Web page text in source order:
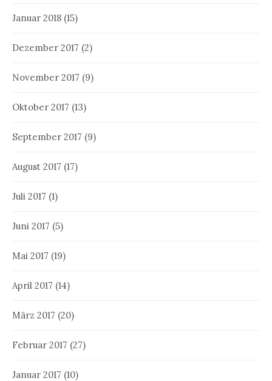
Januar 2018 (15)
Dezember 2017 (2)
November 2017 (9)
Oktober 2017 (13)
September 2017 (9)
August 2017 (17)
Juli 2017 (1)
Juni 2017 (5)
Mai 2017 (19)
April 2017 (14)
März 2017 (20)
Februar 2017 (27)
Januar 2017 (10)